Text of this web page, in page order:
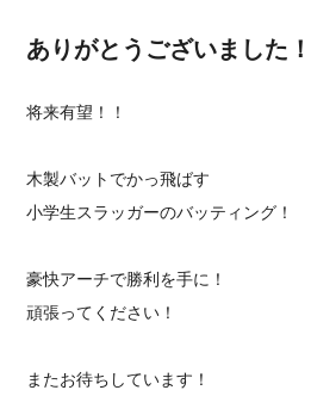
ありがとうございました！
将来有望！！
木製バットでかっ飛ばす
⁡小学生スラッガーのバッティング⁡！⁡⁡
豪快アーチで勝利を手に！
頑張ってください！
⁡またお待ちしています！